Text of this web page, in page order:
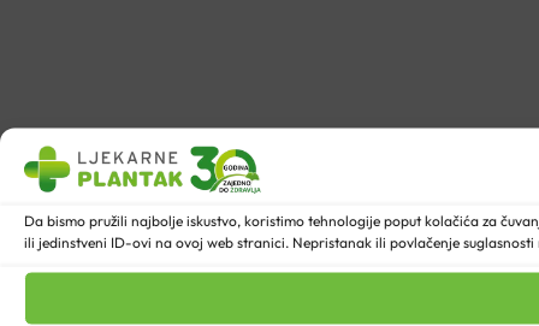
Da bismo pružili najbolje iskustvo, koristimo tehnologije poput kolačića za
ili jedinstveni ID-ovi na ovoj web stranici. Nepristanak ili povlačenje